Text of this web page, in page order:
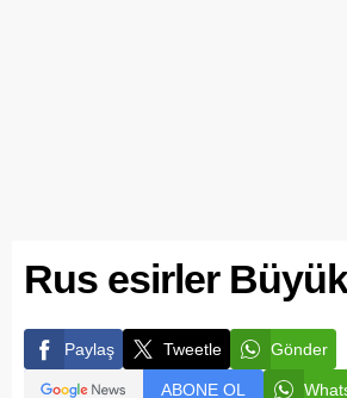
Rus esirler
Paylaş Tweetle Gönder
ABONE OL